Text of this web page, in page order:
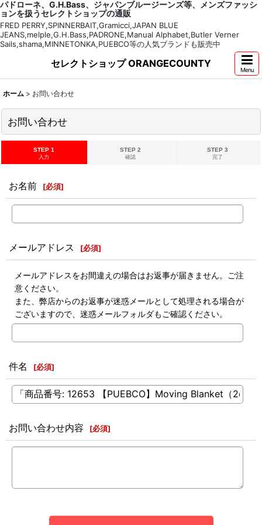
パドローネ、G.H.Bass、ジャパンブルージーンズ等、メンズファッシ
ョンを扱うセレクトショップの通販
FRED PERRY,SPINNERBAIT,Gramicci,JAPAN BLUE
JEANS,melple,G.H.Bass,PADRONE,Manual Alphabet,Butler Verner
Sails,shama,MINNETONKA,PUEBCO等の人気ブランドも販売中
セレクトショップ ORANGECOUNTY
Menu
ホーム > お問い合わせ
お問い合わせ
STEP 1
入力
STEP 2
確認
STEP 3
完了
お名前 [必須]
メールアドレス [必須]
メールアドレスをお間違えの場合はお返事が届きません。ご注
意ください。
また、弊店からのお返事が迷惑メールとして処理される場合が
ございますので、迷惑メールフォルダもご確認ください。
件名 [必須]
お問い合わせ内容 [必須]